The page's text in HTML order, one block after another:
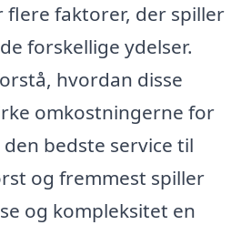
flere faktorer, der spiller
forskellige ydelser.
hvordan disse
omkostningerne for
bedste service til
og fremmest spiller
og kompleksitet en